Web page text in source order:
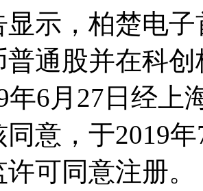
，柏楚电子
普通股并在科
年6月27日经上
同意，于2019
可同意注册。